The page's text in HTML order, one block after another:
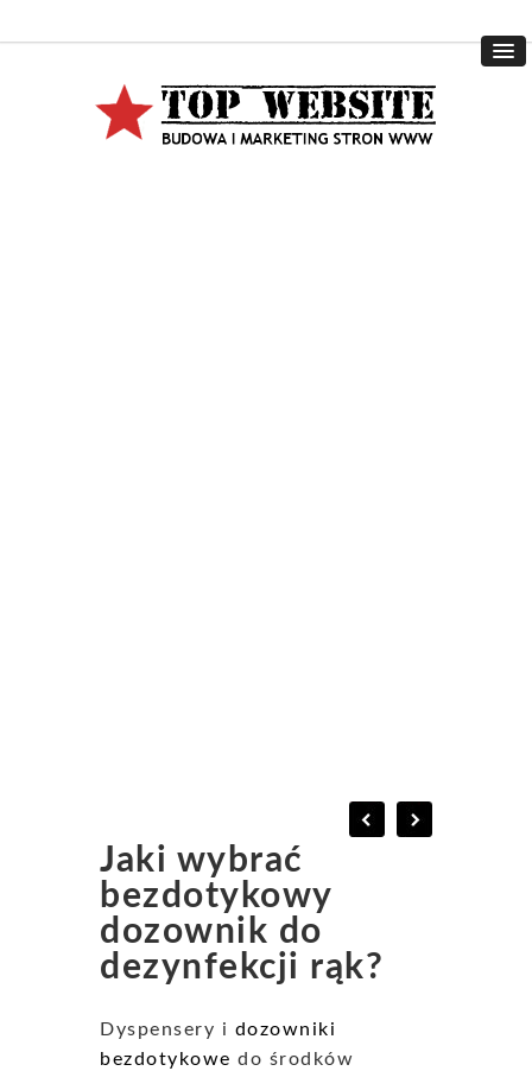
Jaki wybrać
bezdotykowy
dozownik do
dezynfekcji rąk?
Dyspensery i dozowniki
bezdotykowe do środków